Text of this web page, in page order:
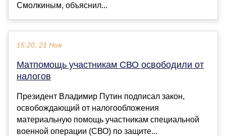
Смолкиным, объяснил...
15:20, 21 Ноя
Матпомощь участникам СВО освободили от
налогов
Президент Владимир Путин подписал закон,
освобождающий от налогообложения
материальную помощь участникам специальной
военной операции (СВО) по защите...